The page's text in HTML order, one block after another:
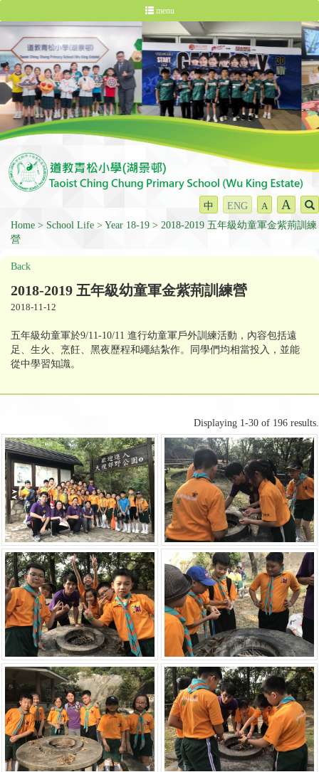
menu
中 ENG A A
Home School Life Year 18-19
2018-2019 五年級幼童軍金紫荊訓練
營
Back
2018-2019 五年級幼童軍金紫荊訓練營
2018-11-12
五年級幼童軍於9/11-10/11 進行幼童軍戶外訓練活動，內容包括遠
足、生火、烹飪、黑夜歷程和繩結紮作。同學們均相當投入，並能
從中學習知識。
Displaying 1-30 of 196 results.